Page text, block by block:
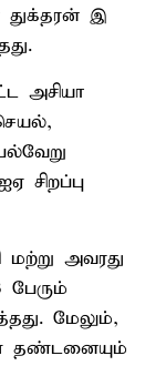
இ
அசியா
சிறப்பு
அவரது
பேரும்
மேலும்,
தண்டனையும்